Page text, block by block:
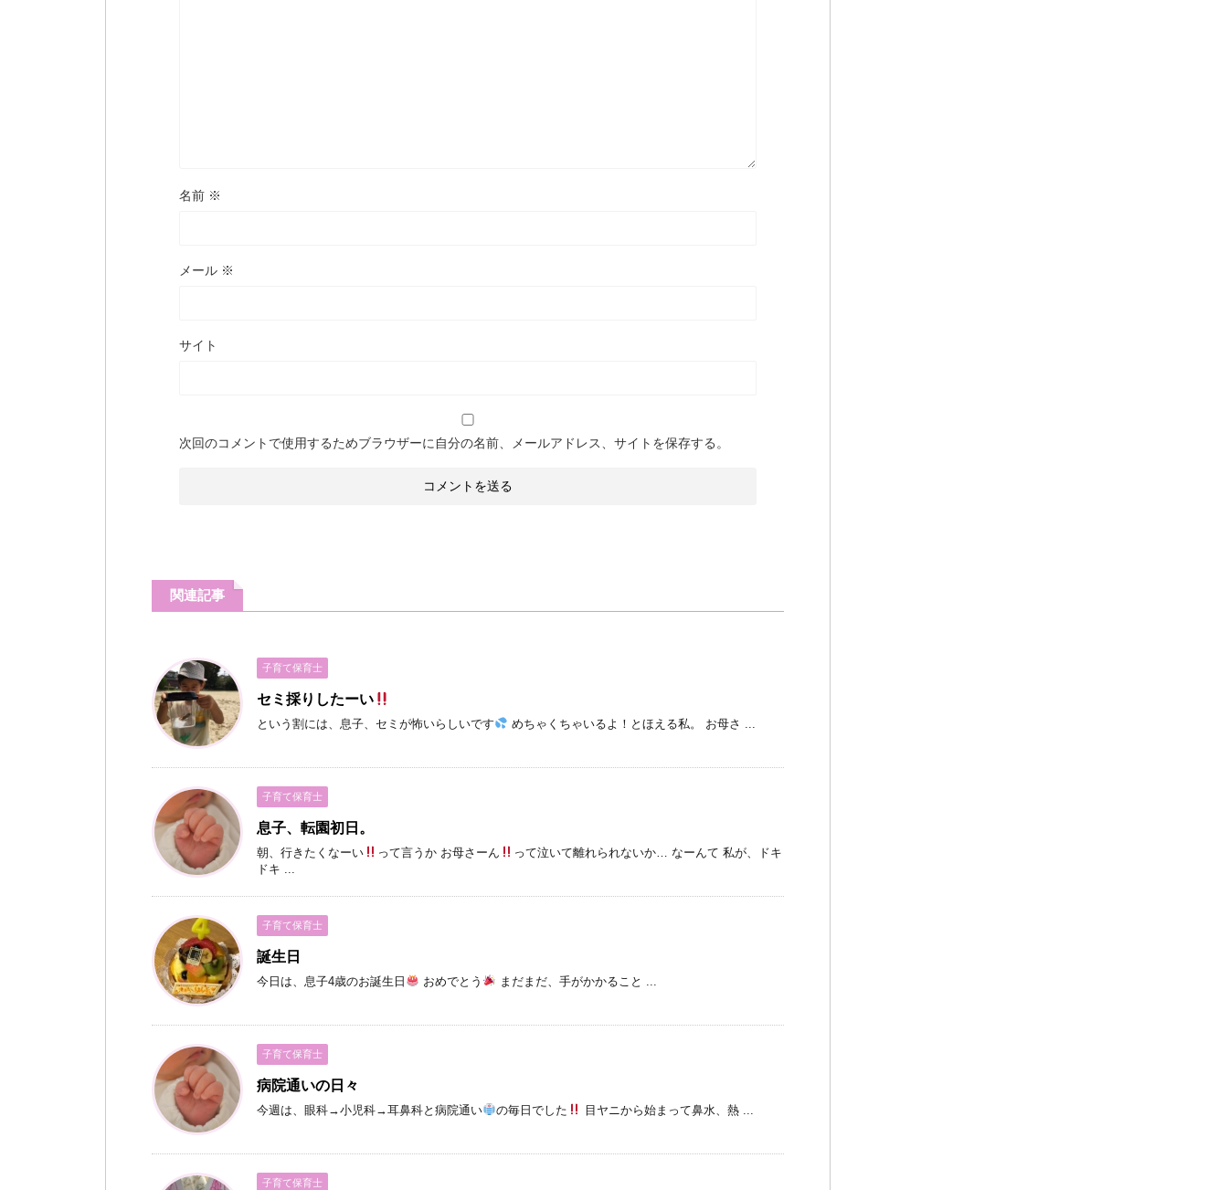
名前 ※
メール ※
サイト
次回のコメントで使用するためブラウザーに自分の名前、メールアドレス、サイトを保存する。
関連記事
子育て保育士
セミ採りしたーい
という割には、息子、セミが怖いらしいです めちゃくちゃいるよ！とほえる私。 お母さ ...
子育て保育士
息子、転園初日。
朝、行きたくなーい って言うか お母さーん
って泣いて離れられないか… なーんて 私が、ドキ
ドキ ...
子育て保育士
誕生日
今日は、息子4歳のお誕生日 おめでとう まだまだ、手がかかること ...
子育て保育士
病院通いの日々
今週は、眼科→小児科→耳鼻科と病院通い の毎日でした 目ヤニから始まって鼻水、熱 ...
子育て保育士